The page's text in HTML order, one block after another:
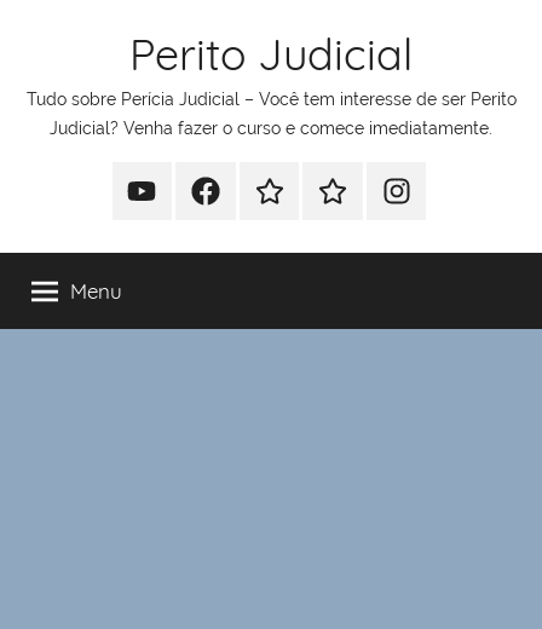
conteúdo
Perito Judicial
Tudo sobre Perícia Judicial – Você tem interesse de ser Perito
Judicial? Venha fazer o curso e comece imediatamente.
YoutubeFacebookWhatsappTelegramInstagram
Menu